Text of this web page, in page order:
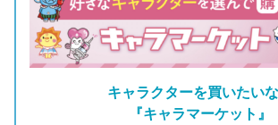
キャラクターを買いたい
『キャラマーケット』